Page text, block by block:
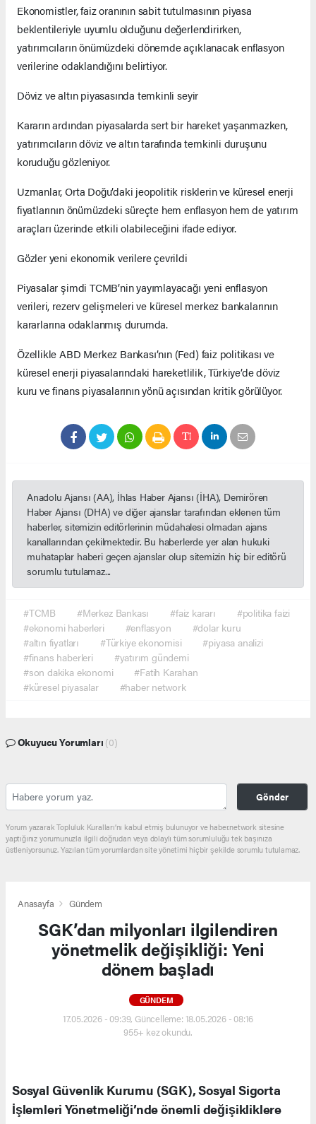
Ekonomistler, faiz oranının sabit tutulmasının piyasa
beklentileriyle uyumlu olduğunu değerlendirirken,
yatırımcıların önümüzdeki dönemde açıklanacak enflasyon
verilerine odaklandığını belirtiyor.
Döviz ve altın piyasasında temkinli seyir
Kararın ardından piyasalarda sert bir hareket yaşanmazken,
yatırımcıların döviz ve altın tarafında temkinli duruşunu
koruduğu gözleniyor.
Uzmanlar, Orta Doğu’daki jeopolitik risklerin ve küresel enerji
fiyatlarının önümüzdeki süreçte hem enflasyon hem de yatırım
araçları üzerinde etkili olabileceğini ifade ediyor.
Gözler yeni ekonomik verilere çevrildi
Piyasalar şimdi TCMB’nin yayımlayacağı yeni enflasyon
verileri, rezerv gelişmeleri ve küresel merkez bankalarının
kararlarına odaklanmış durumda.
Özellikle ABD Merkez Bankası’nın (Fed) faiz politikası ve
küresel enerji piyasalarındaki hareketlilik, Türkiye’de döviz
kuru ve finans piyasalarının yönü açısından kritik görülüyor.
Anadolu Ajansı (AA), İhlas Haber Ajansı (İHA), Demirören
Haber Ajansı (DHA) ve diğer ajanslar tarafından eklenen tüm
haberler, sitemizin editörlerinin müdahalesi olmadan ajans
kanallarından çekilmektedir. Bu haberlerde yer alan hukuki
muhataplar haberi geçen ajanslar olup sitemizin hiç bir editörü
sorumlu tutulamaz...
#TCMB #Merkez Bankası #faiz kararı
#politika faizi
#ekonomi haberleri
#enflasyon
#dolar kuru
#altın fiyatları
#Türkiye ekonomisi
#piyasa analizi
#finans haberleri
#yatırım gündemi
#son dakika ekonomi
#Fatih Karahan
#küresel piyasalar
#haber network
Okuyucu Yorumları (0)
Gönder
Yorum yazarak Topluluk Kuralları’nı kabul etmiş bulunuyor ve haber.network sitesine
yaptığınız yorumunuzla ilgili doğrudan veya dolaylı tüm sorumluluğu tek başınıza
üstleniyorsunuz. Yazılan tüm yorumlardan site yönetimi hiçbir şekilde sorumlu tutulamaz.
Anasayfa Gündem
SGK’dan milyonları ilgilendiren
yönetmelik değişikliği: Yeni
dönem başladı
GÜNDEM
17.05.2026 - 09:39, Güncelleme: 18.05.2026 - 08:16
955+ kez okundu.
Sosyal Güvenlik Kurumu (SGK), Sosyal Sigorta
İşlemleri Yönetmeliği’nde önemli değişikliklere